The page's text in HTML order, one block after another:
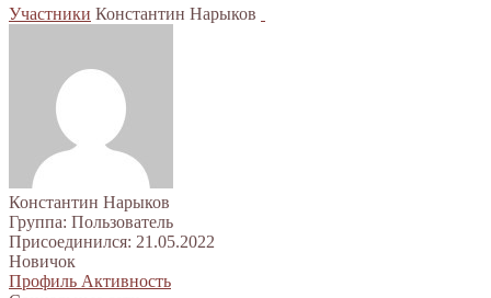
Участники Константин Нарыков
Константин Нарыков
Группа: Пользователь
Присоединился: 21.05.2022
Новичок
Профиль Активность